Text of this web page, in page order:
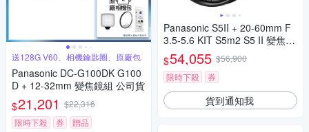
送128G V60、相機鑰匙圈、原廠包
Panasonic DC-G100DK G100
D + 12-32mm 變焦鏡組 公司貨
$21,201 $22,316
限時下殺
券 贈品
Panasonic S5II + 20-60mm F
3.5-5.6 KIT S5m2 S5 II 變焦鏡
組 公司貨
$54,055 $56,900
限時下殺
券
貨到通知我